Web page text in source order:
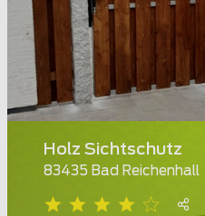
Holz Sichtschutz
83435 Bad Reichenhall